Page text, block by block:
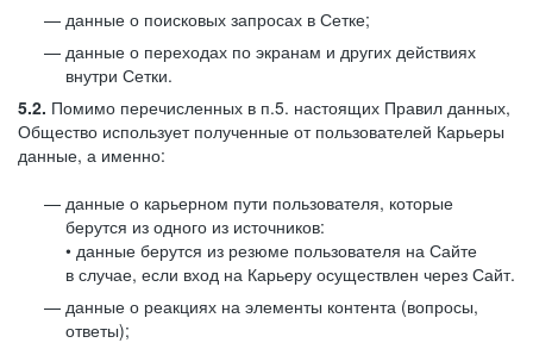
данные о поисковых запросах в Сетке;
данные о переходах по экранам и других действиях
внутри Сетки.
5.2. Помимо перечисленных в п.5. настоящих Правил данных,
Общество использует полученные от пользователей Карьеры
данные, а именно:
данные о карьерном пути пользователя, которые
берутся из одного из источников:
• данные берутся из резюме пользователя на Сайте
в случае, если вход на Карьеру осуществлен через Сайт.
данные о реакциях на элементы контента (вопросы,
ответы);